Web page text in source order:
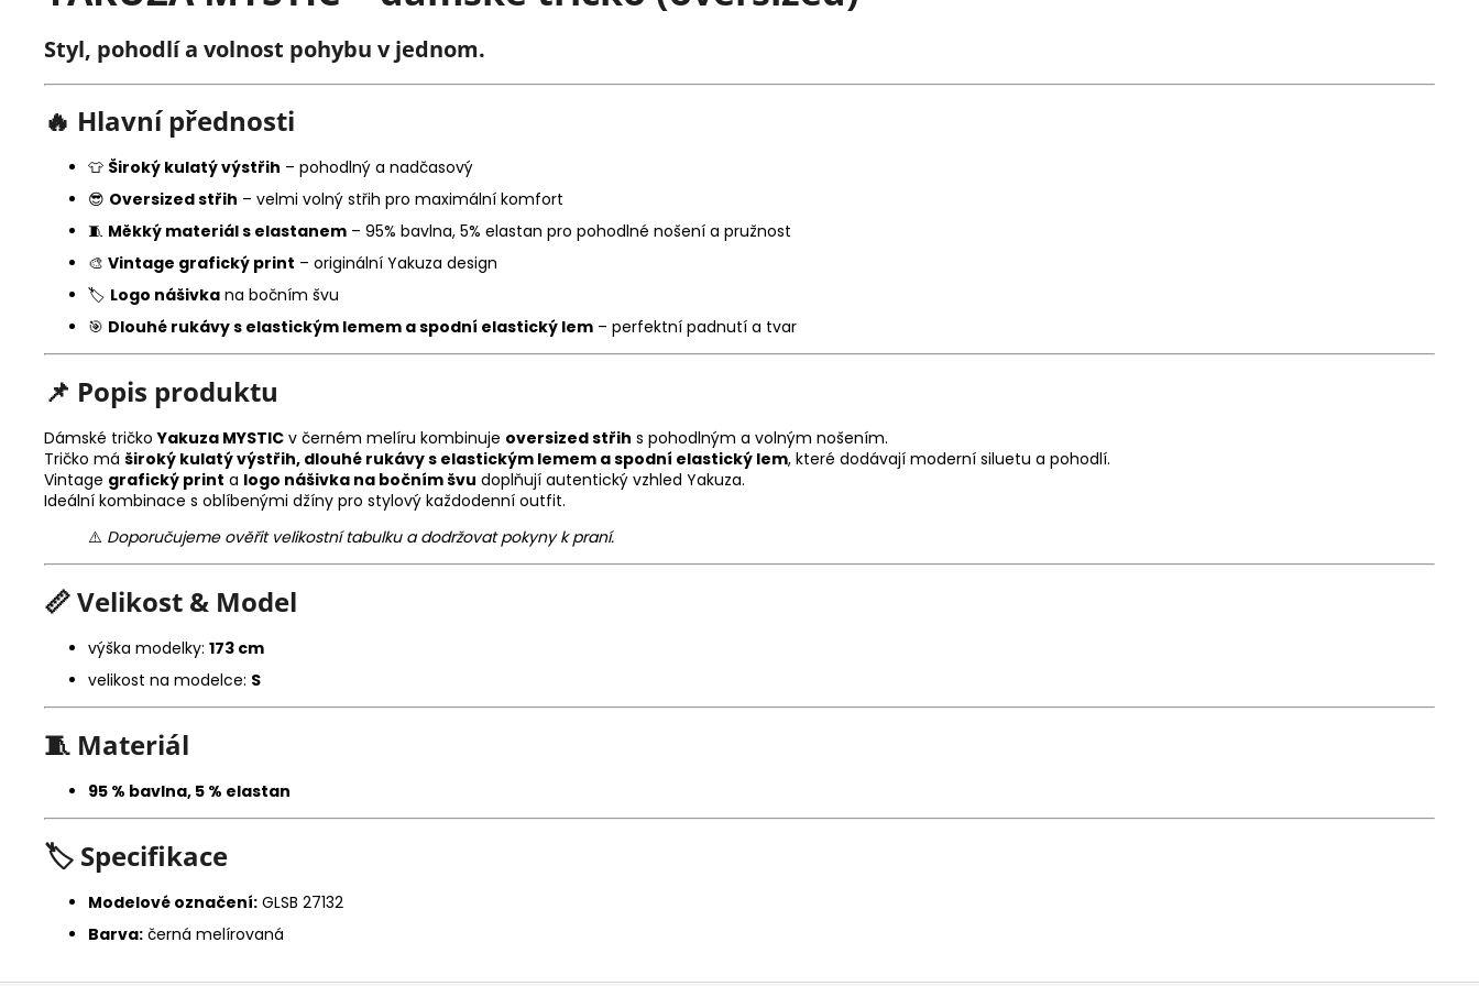
Styl, pohodlí a volnost pohybu v jednom.
🔥 Hlavní přednosti
👕 Široký kulatý výstřih – pohodlný a nadčasový
😎 Oversized střih – velmi volný střih pro maximální komfort
🧵 Měkký materiál s elastanem – 95% bavlna, 5% elastan pro pohodlné nošení a pružnost
🎨 Vintage grafický print – originální Yakuza design
🏷️ Logo nášivka na bočním švu
🎯 Dlouhé rukávy s elastickým lemem a spodní elastický lem – perfektní padnutí a tvar
📌 Popis produktu
Dámské tričkoYakuza MYSTIC v černém melíru kombinuje oversized střih s pohodlným a volným nošením.
Tričko má široký kulatý výstřih, dlouhé rukávy s elastickým lemem a spodní elastický lem, které dodávají moderní siluetu a pohodlí.
Vintage grafický print a logo nášivka na bočním švu doplňují autentický vzhled Yakuza.
Ideální kombinace s oblíbenými džíny pro stylový každodenní outfit.
⚠️ Doporučujeme ověřit velikostní tabulku a dodržovat pokyny k praní.
📏Velikost & Model
výška modelky: 173 cm
velikost na modelce: S
🧵 Materiál
95 % bavlna, 5 % elastan
🏷️ Specifikace
Modelové označení: GLSB 27132
Barva: černá melírovaná